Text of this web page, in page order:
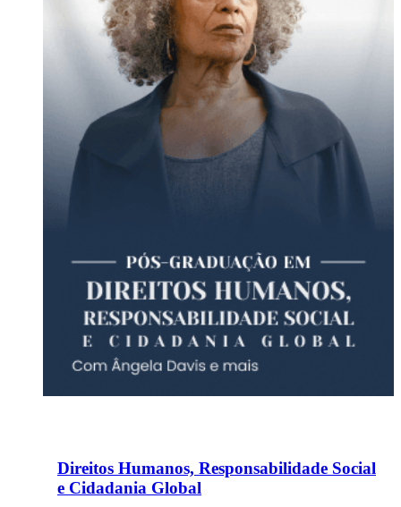
Direitos Humanos, Responsabilidade Social
e Cidadania Global